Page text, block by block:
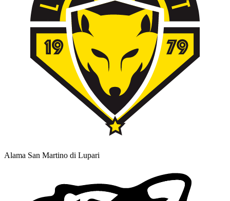
Alama San Martino di Lupari